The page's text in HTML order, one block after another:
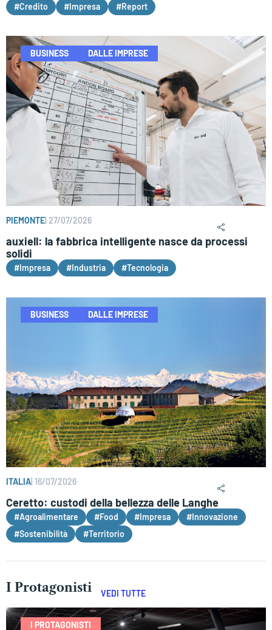
#Credito #Impresa #Report
BUSINESS DALLE IMPRESE
PIEMONTE 27/07/2026
auxiell: la fabbrica intelligente nasce da processi
solidi
#Impresa #Industria #Tecnologia
BUSINESS DALLE IMPRESE
ITALIA 16/07/2026
Ceretto: custodi della bellezza delle Langhe
#Agroalimentare #Food #Impresa
#Innovazione
#Sostenibilità
#Territorio
I Protagonisti VEDI TUTTE
I PROTAGONISTI